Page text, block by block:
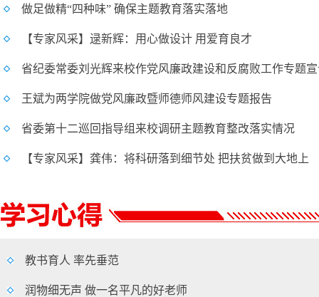
做足做精“四种味” 确保主题教育落实落地
【专家风采】逯新辉：​用心做设计 用爱育良才
省纪委常委刘光辉来校作党风廉政建设和反腐败工作专题
王斌为两学院做党风廉政暨师德师风建设专题报告
省委第十二巡回指导组来校调研主题教育整改落实情况
【专家风采】龚伟：将科研落到细节处 把扶贫做到大地上
教书育人 率先垂范
润物细无声 做一名平凡的好老师